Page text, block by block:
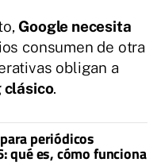
Google necesita
consumen de otra
obligan a
clásico.
periódicos
qué es, cómo funciona